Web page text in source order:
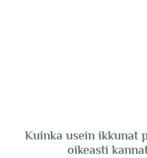
Kuinka usein ikkunat
oikeasti